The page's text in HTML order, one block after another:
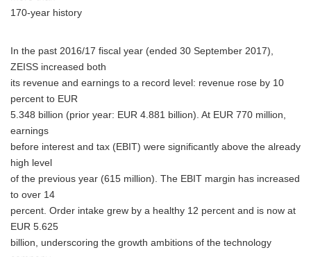
170-year history
In the past 2016/17 fiscal year (ended 30 September 2017),
ZEISS increased both
its revenue and earnings to a record level: revenue rose by 10
percent to EUR
5.348 billion (prior year: EUR 4.881 billion). At EUR 770 million,
earnings
before interest and tax (EBIT) were significantly above the already
high level
of the previous year (615 million). The EBIT margin has increased
to over 14
percent. Order intake grew by a healthy 12 percent and is now at
EUR 5.625
billion, underscoring the growth ambitions of the technology